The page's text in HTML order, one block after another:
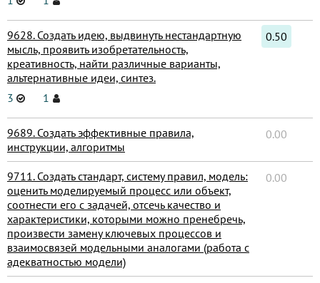
9628. Создать идею, выдвинуть нестандартную
мысль, проявить изобретательность,
креативность, найти различные варианты,
альтернативные идеи, синтез.
3
1
0.50
9689. Создать эффективные правила,
инструкции, алгоритмы
0.00
9711. Создать стандарт, систему правил, модель:
оценить моделируемый процесс или объект,
соотнести его с задачей, отсечь качество и
характеристики, которыми можно пренебречь,
произвести замену ключевых процессов и
взаимосвязей модельными аналогами (работа с
адекватностью модели)
0.00